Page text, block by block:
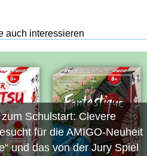
auch interessieren
Schulstart: Clevere
für die AMIGO-Neuheit
und das von der Jury Spiel